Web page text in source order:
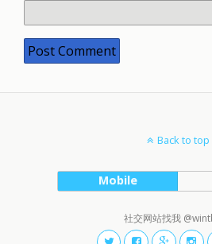
Back to top
Mobile
社交网站找我